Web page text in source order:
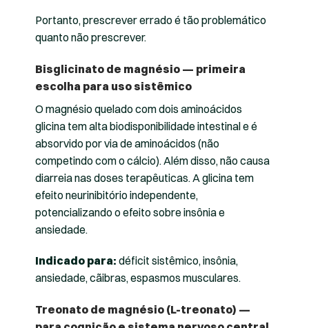
Portanto, prescrever errado é tão problemático
quanto não prescrever.
Bisglicinato de magnésio — primeira
escolha para uso sistêmico
O magnésio quelado com dois aminoácidos
glicina tem alta biodisponibilidade intestinal e é
absorvido por via de aminoácidos (não
competindo com o cálcio). Além disso, não causa
diarreia nas doses terapêuticas. A glicina tem
efeito neurinibitório independente,
potencializando o efeito sobre insônia e
ansiedade.
Indicado para: déficit sistêmico, insônia,
ansiedade, cãibras, espasmos musculares.
Treonato de magnésio (L-treonato) —